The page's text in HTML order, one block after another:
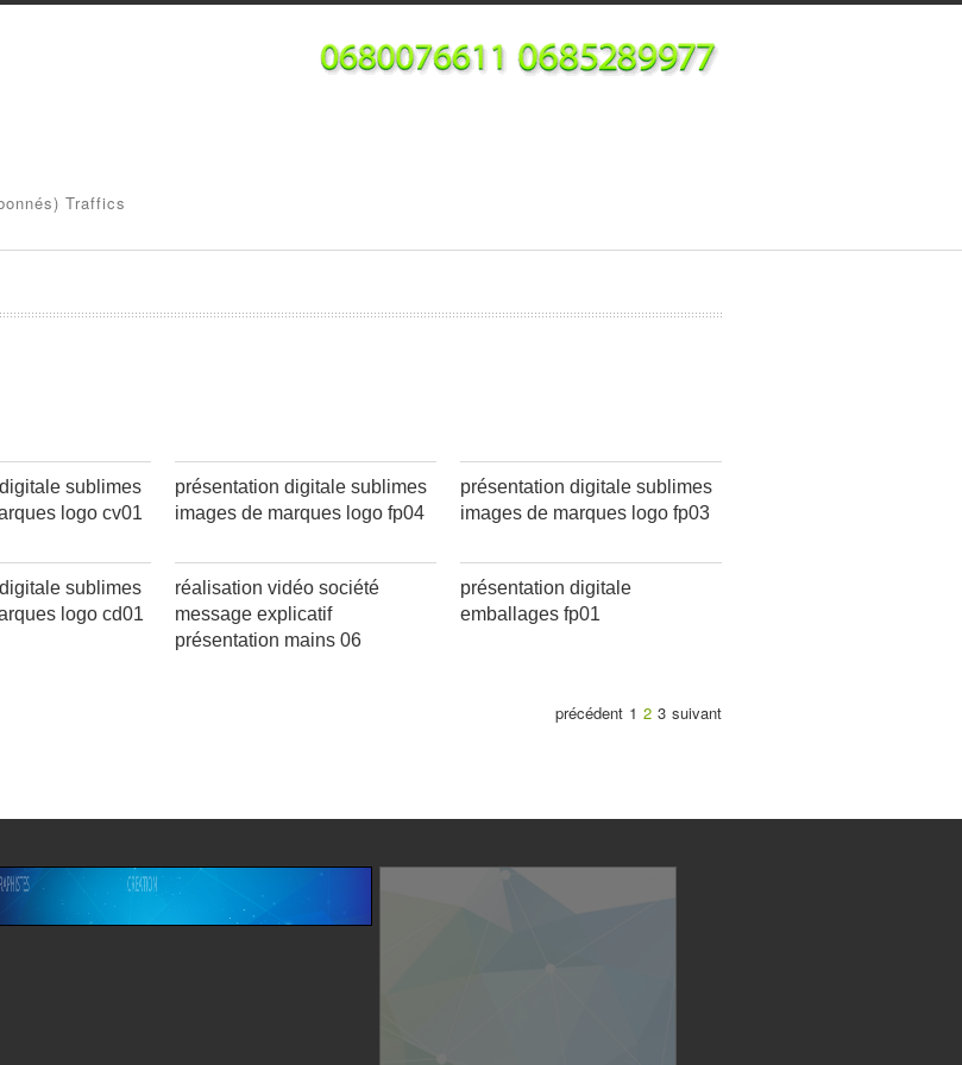
Traffics
sublimes
logo cv01
présentation digitale sublimes
images de marques logo fp04
présentation digitale sublimes
images de marques logo fp03
sublimes
logo cd01
réalisation vidéo société
message explicatif
présentation mains 06
présentation digitale
emballages fp01
précédent 1 2 3 suivant